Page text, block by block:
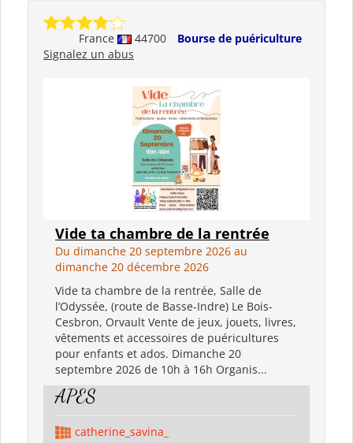
France 44700
Bourse de puériculture
Signalez un abus
Vide ta chambre de la rentrée
Du dimanche 20 septembre 2026 au
dimanche 20 décembre 2026
Vide ta chambre de la rentrée, Salle de
l’Odyssée, (route de Basse-Indre) Le Bois-
Cesbron, Orvault Vente de jeux, jouets, livres,
vêtements et accessoires de puéricultures
pour enfants et ados. Dimanche 20
septembre 2026 de 10h à 16h Organis...
APES
catherine_savina_